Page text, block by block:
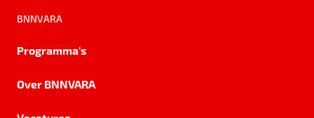
BNNVARA
Programma's
Over BNNVARA